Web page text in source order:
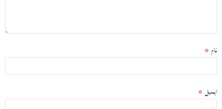
نام *
ایمیل *